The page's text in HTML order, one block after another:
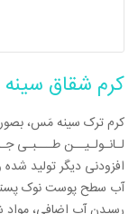
کرم شقاق
لـانـولـیــن طـــبـی
افزودنی دیگر تولید
آب سطح پوست نوک